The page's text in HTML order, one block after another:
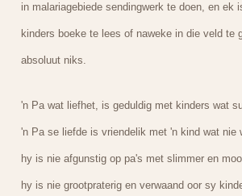
in malariagebiede sendingwerk te doen, en ek
kinders boeke te lees of naweke in die veld te
absoluut niks.
'n Pa wat liefhet, is geduldig met kinders wat
'n Pa se liefde is vriendelik met 'n kind wat nie
hy is nie afgunstig op pa's met slimmer en
hy is nie grootpraterig en verwaand oor sy